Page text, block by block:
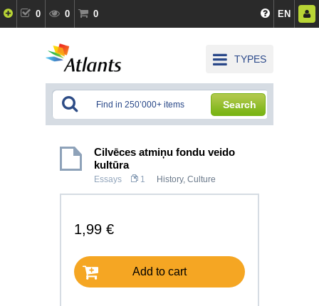
0 0 0 EN
TYPES
Search
Cilvēces atmiņu fondu veido
kultūra
Essays 1 History, Culture
1,99 €
Add to cart